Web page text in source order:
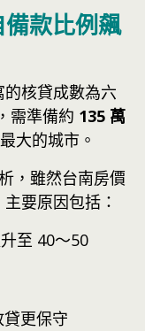
款比例飆
核貸成數為六
，需準備約 135 萬
大的城市。
，雖然台南房價
要原因包括：
至 40～50
更保守